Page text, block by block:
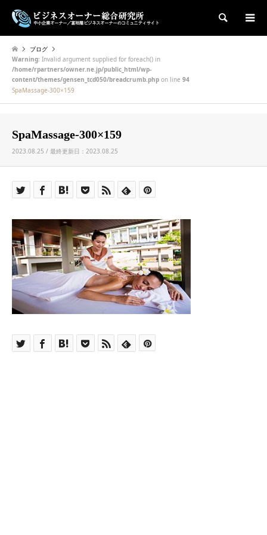
検索
ブログ
Warning: Invalid argument supplied for foreach() in
/home/rpartners/owner.ne.jp/public_html/wp-
content/themes/gensen_tcd050/breadcrumb.php on line 94
SpaMassage-300×159
SpaMassage-300×159
2023.08.25 / 最終更新日：2023.08.25